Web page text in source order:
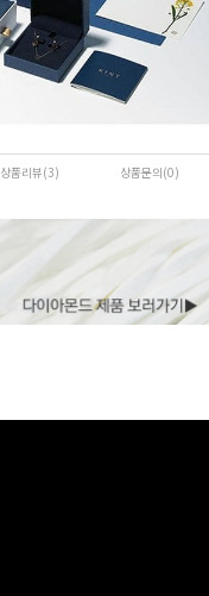
상품리뷰(3) 상품문의(0)